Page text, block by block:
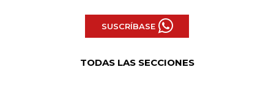
SUSCRÍBASE
TODAS LAS SECCIONES